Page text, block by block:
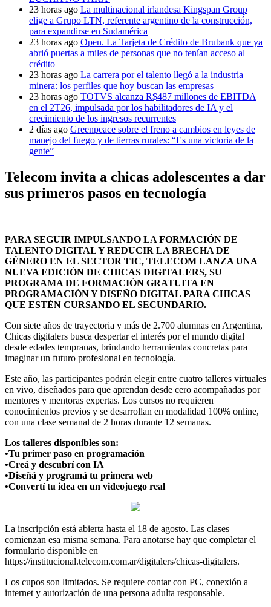
23 horas ago La multinacional irlandesa Kingspan Group
elige a Grupo LTN, referente argentino de la construcción,
para expandirse en Sudamérica
23 horas ago Open. La Tarjeta de Crédito de Brubank que ya
abrió puertas a miles de personas que no tenían acceso al
crédito
23 horas ago La carrera por el talento llegó a la industria
minera: los perfiles que hoy buscan las empresas
23 horas ago TOTVS alcanza R$487 millones de EBITDA
en el 2T26, impulsada por los habilitadores de IA y el
crecimiento de los ingresos recurrentes
2 días ago Greenpeace sobre el freno a cambios en leyes de
manejo del fuego y de tierras rurales: “Es una victoria de la
gente”
Telecom invita a chicas adolescentes a dar
sus primeros pasos en tecnología
PARA SEGUIR IMPULSANDO LA FORMACIÓN DE
TALENTO DIGITAL Y REDUCIR LA BRECHA DE
GÉNERO EN EL SECTOR TIC, TELECOM LANZA UNA
NUEVA EDICIÓN DE CHICAS DIGITALERS, SU
PROGRAMA DE FORMACIÓN GRATUITA EN
PROGRAMACIÓN Y DISEÑO DIGITAL PARA CHICAS
QUE ESTÉN CURSANDO EL SECUNDARIO.
Con siete años de trayectoria y más de 2.700 alumnas en Argentina,
Chicas digitalers busca despertar el interés por el mundo digital
desde edades tempranas, brindando herramientas concretas para
imaginar un futuro profesional en tecnología.
Este año, las participantes podrán elegir entre cuatro talleres virtuales
en vivo, diseñados para que aprendan desde cero acompañadas por
mentores y mentoras expertas. Los cursos no requieren
conocimientos previos y se desarrollan en modalidad 100% online,
con una clase semanal de 2 horas durante 12 semanas.
Los talleres disponibles son:
•Tu primer paso en programación
•Creá y descubrí con IA
•Diseñá y programá tu primera web
•Convertí tu idea en un videojuego real
La inscripción está abierta hasta el 18 de agosto. Las clases
comienzan esa misma semana. Para anotarse hay que completar el
formulario disponible en
https://institucional.telecom.com.ar/digitalers/chicas-digitalers.
Los cupos son limitados. Se requiere contar con PC, conexión a
internet y autorización de una persona adulta responsable.